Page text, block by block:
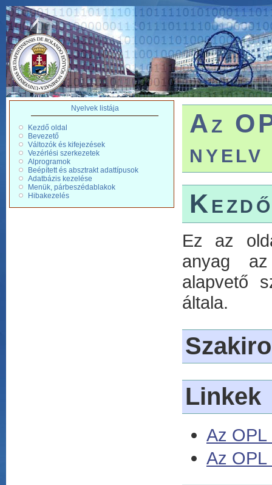
Nyelvek listája
Kezdő oldal
Bevezető
Változók és kifejezések
Vezérlési szerkezetek
Alprogramok
Beépített és absztrakt adattípusok
Adatbázis kezelése
Menük, párbeszédablakok
Hibakezelés
Az
nyelv
Ez az
anyag
alapvető
általa.
Linkek
Az OPL
Az OPL